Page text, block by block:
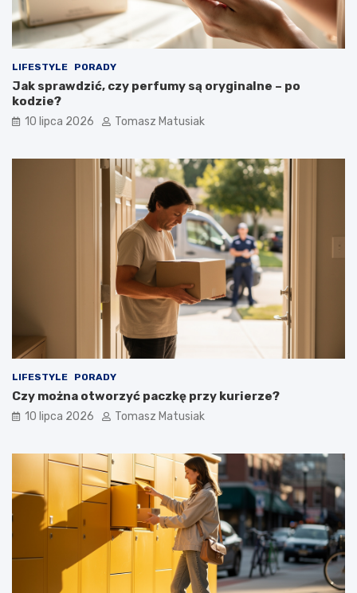
LIFESTYLE PORADY
Jak sprawdzić, czy perfumy są oryginalne – po
kodzie?
10 lipca 2026 Tomasz Matusiak
LIFESTYLE PORADY
Czy można otworzyć paczkę przy kurierze?
10 lipca 2026 Tomasz Matusiak